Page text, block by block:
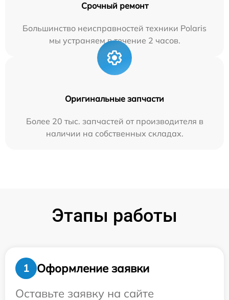
Срочный ремонт
Большинство неисправностей техники Polaris
мы устраняем в течение 2 часов.
Оригинальные запчасти
Более 20 тыс. запчастей от производителя в
наличии на собственных складах.
Этапы работы
1
Оформление заявки
Оставьте заявку на сайте